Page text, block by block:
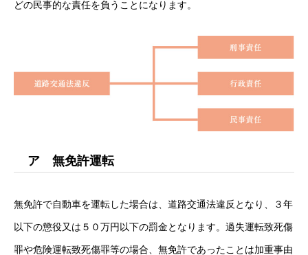
どの民事的な責任を負うことになります。
ア 無免許運転
無免許で自動車を運転した場合は、道路交通法違反となり、３年
以下の懲役又は５０万円以下の罰金となります。過失運転致死傷
罪や危険運転致死傷罪等の場合、無免許であったことは加重事由